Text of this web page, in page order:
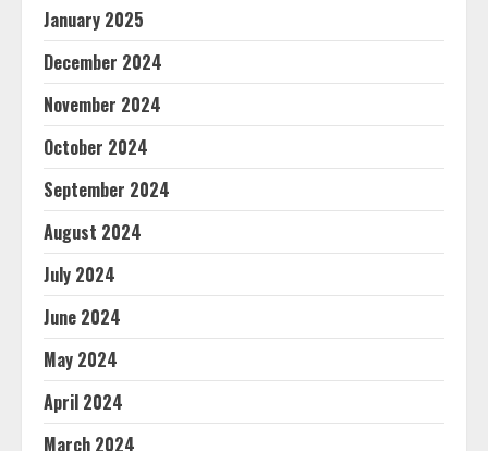
January 2025
December 2024
November 2024
October 2024
September 2024
August 2024
July 2024
June 2024
May 2024
April 2024
March 2024